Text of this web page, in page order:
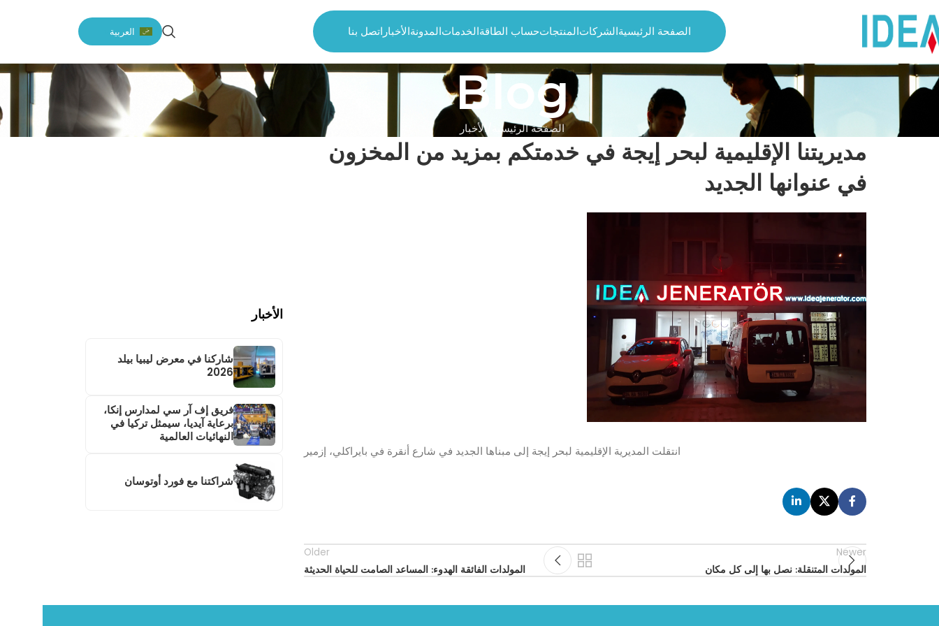
الصفحة الرئيسيةالشركاتالمنتجاتحساب الطاقةالخدماتالمدونةالأخبار اتصل بنا العربية
Blog
الصفحة الرئيسية الأخبار
مديريتنا الإقليمية لبحر إيجة في خدمتكم بمزيد من المخزون
في عنوانها الجديد
انتقلت المديرية الإقليمية لبحر إيجة إلى مبناها الجديد في شارع أنقرة في بايراكلي، إزمير
Newer
المولدات المتنقلة: نصل بها إلى كل مكان
Older
المولدات الفائقة الهدوء: المساعد الصامت للحياة الحديثة
الأخبار
شاركنا في معرض ليبيا بيلد
2026
فريق إف آر سي لمدارس إنكا،
برعاية آيديا، سيمثل تركيا في
النهائيات العالمية
شراكتنا مع فورد أوتوسان